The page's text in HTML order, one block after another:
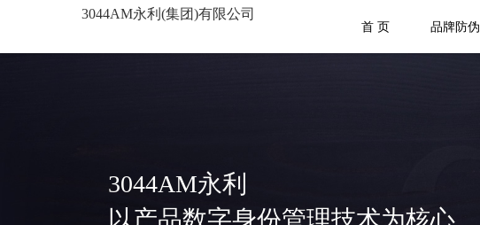
3044AM永利(集团)有限公司
首 页
品牌防伪
3044AM永利
以产品数字身份管理技术为核心